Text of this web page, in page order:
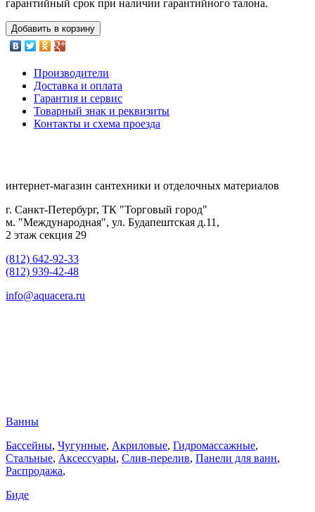
гарантийный срок при наличии гарантийного талона.
Добавить в корзину
Производители
Доставка и оплата
Гарантия и сервис
Товарный знак и реквизиты
Контакты и схема проезда
интернет-магазин сантехники и отделочных материалов
г. Санкт-Петербург, ТК "Торговый город"
м. "Международная", ул. Будапештская д.11,
2 этаж секция 29
(812) 642-92-33
(812) 939-42-48
info@aquacera.ru
Ванны
Бассейны, Чугунные, Акриловые, Гидромассажные,
Стальные, Аксессуары, Слив-перелив, Панели для ванн,
Распродажа,
Биде